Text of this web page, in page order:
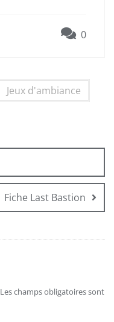
0
Jeux d'ambiance
Fiche Last Bastion
Les champs obligatoires sont